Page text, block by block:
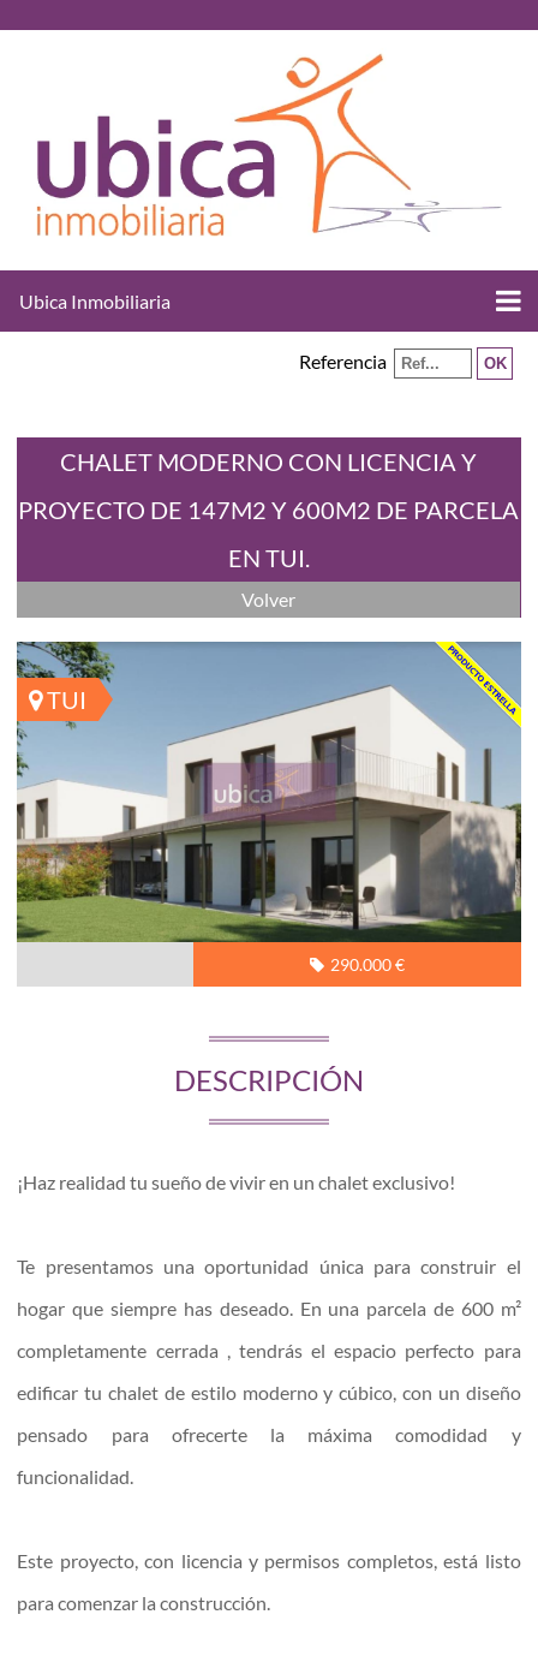
Ubica Inmobiliaria
Referencia
CHALET MODERNO CON LICENCIA Y
PROYECTO DE 147M2 Y 600M2 DE PARCELA
EN TUI.
Volver
TUI
290.000 €
DESCRIPCIÓN
¡Haz realidad tu sueño de vivir en un chalet exclusivo!
Te presentamos una oportunidad única para construir el
hogar que siempre has deseado. En una parcela de 600 m²
completamente cerrada , tendrás el espacio perfecto para
edificar tu chalet de estilo moderno y cúbico, con un diseño
pensado para ofrecerte la máxima comodidad y
funcionalidad.
Este proyecto, con licencia y permisos completos, está listo
para comenzar la construcción.